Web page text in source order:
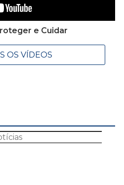
e Cuidar
OS VÍDEOS